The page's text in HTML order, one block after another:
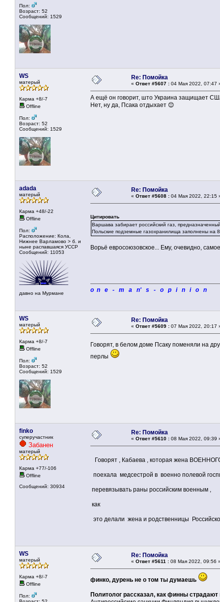
Пол:
Возраст: 52
Сообщений: 1529
WS
матерый
Карма +8/-7
Offline
Пол:
Возраст: 52
Сообщений: 1529
Re: Помойка
« Ответ #5607 : 04 Мая 2022, 07:47
А ещё он говорит, што Украина защищает
Нет, ну да, Псака отдыхает 😊
adada
матерый
Карма +48/-22
Offline
Пол:
Расположение: Кола,
Нижнее Варламово > б. и
ныне распавшаяся УССР
Сообщений: 11053
давно на Мурмане
Re: Помойка
« Ответ #5608 : 04 Мая 2022, 22:15
Цитировать
Варшава забирает российский газ,
Польские подземные газохранилища заполнены на
Ворьё евросоюзовское... Ему, очевидно,
o n e - m a n' s - o p i n i o n
WS
матерый
Карма +8/-7
Offline
Пол:
Возраст: 52
Сообщений: 1529
Re: Помойка
« Ответ #5609 : 07 Мая 2022, 20:17
Говорят, в белом доме Псаку поменяли на
перлы
finko
суперучастник
Забанен
матерый
Карма +77/-106
Offline
Сообщений: 30934
Re: Помойка
« Ответ #5610 : 08 Мая 2022, 09:39
Говорят , Кабаева , которая жена
поехала медсестрой в военно полевой
перевязывать раны российским военным ,
как
это делали жена и родственницы
WS
матерый
Карма +8/-7
Offline
Пол:
Re: Помойка
« Ответ #5611 : 08 Мая 2022, 09:56
финко, дурень не о том ты думаешь
Политолог рассказал, как финны страдают